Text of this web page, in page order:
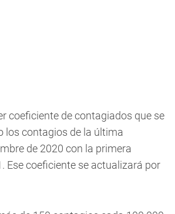
coeficiente de contagiados que se
los contagios de la última
de 2020 con la primera
Ese coeficiente se actualizará por